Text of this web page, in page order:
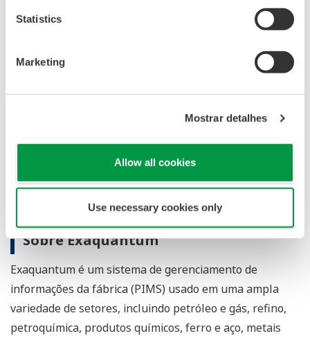
Statistics
Marketing
Mostrar detalhes
Allow all cookies
Use necessary cookies only
energia elétrica, papel e celulose, alimentos, produtos
Cálculo dos dados coletados
Exibição dos dados coletados em gráficos de
tendências e outros tipos de gráficos, planilhas,
Sobre Exaquantum
Exaquantum é um sistema de gerenciamento de
informações da fábrica (PIMS) usado em uma ampla
variedade de setores, incluindo petróleo e gás, refino,
petroquímica, produtos químicos, ferro e aço, metais